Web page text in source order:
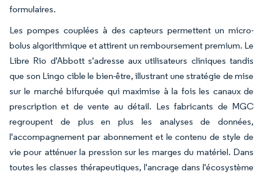
formulaires.
Les pompes couplées à des capteurs permettent un micro-
bolus algorithmique et attirent un remboursement premium. Le
Libre Rio d'Abbott s'adresse aux utilisateurs cliniques tandis
que son Lingo cible le bien-être, illustrant une stratégie de mise
sur le marché bifurquée qui maximise à la fois les canaux de
prescription et de vente au détail. Les fabricants de MGC
regroupent de plus en plus les analyses de données,
l'accompagnement par abonnement et le contenu de style de
vie pour atténuer la pression sur les marges du matériel. Dans
toutes les classes thérapeutiques, l'ancrage dans l'écosystème